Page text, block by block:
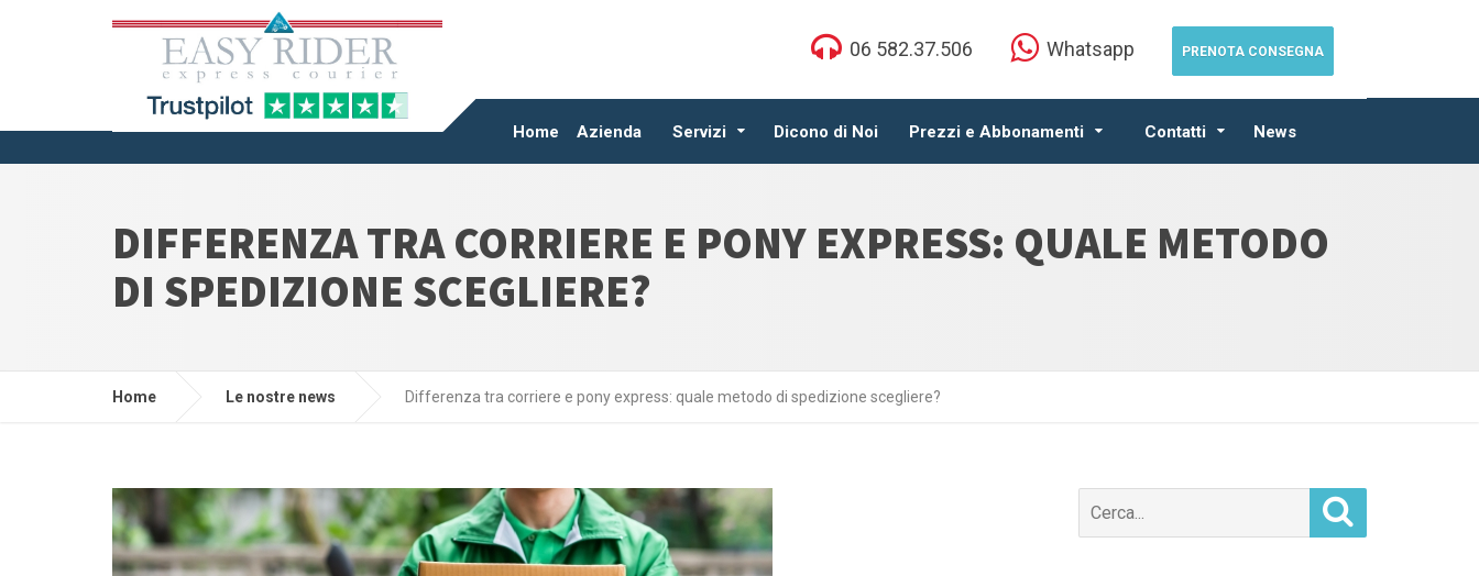
Home Azienda Servizi Dicono di Noi Prezzi e Abbonamenti Contatti News
06 582.37.506 Whatsapp PRENOTA CONSEGNA
DIFFERENZA TRA CORRIERE E PONY EXPRESS: QUALE METODO
DI SPEDIZIONE SCEGLIERE?
Home Le nostre news Differenza tra corriere e pony express: quale metodo di spedizione scegliere?
Search